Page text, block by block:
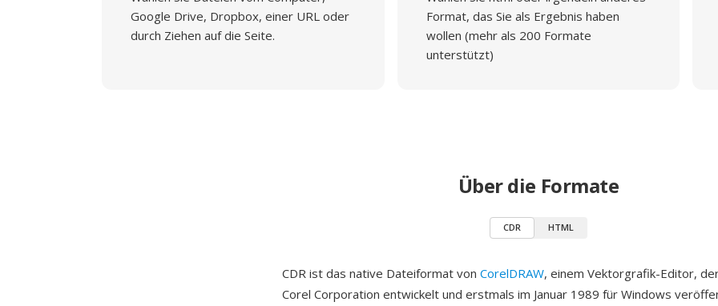
Google Drive, Dropbox, einer URL oder
durch Ziehen auf die Seite.
Format, das Sie als Ergebnis haben
wollen (mehr als 200 Formate
unterstützt)
Über die Formate
CDR HTML
CDR ist das native Dateiformat von CorelDRAW, einem Vektorgrafik-Editor,
Corel Corporation entwickelt und erstmals im Januar 1989 für Windows